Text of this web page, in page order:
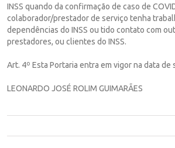
INSS quando da confirmação de caso de
colaborador/prestador de serviço tenha
dependências do INSS ou tido contato com
prestadores, ou clientes do INSS.
Art. 4º Esta Portaria entra em vigor na data de
LEONARDO JOSÉ ROLIM GUIMARÃES